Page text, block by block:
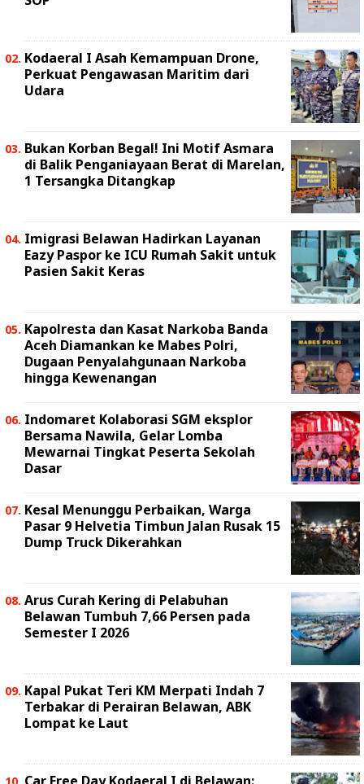
Kodaeral I Asah Kemampuan Drone,
Perkuat Pengawasan Maritim dari
Udara
Bukan Korban Begal! Ini Motif Asmara
di Balik Penganiayaan Berat di Marelan,
1 Tersangka Ditangkap
Imigrasi Belawan Hadirkan Layanan
Eazy Paspor ke ICU Rumah Sakit untuk
Pasien Sakit Keras
Kapolresta dan Kasat Narkoba Banda
Aceh Diamankan ke Mabes Polri,
Dugaan Penyalahgunaan Narkoba
hingga Kewenangan
Indomaret Kolaborasi SGM eksplor
Bersama Nawila, Gelar Lomba
Mewarnai Tingkat Peserta Sekolah
Dasar
Kesal Menunggu Perbaikan, Warga
Pasar 9 Helvetia Timbun Jalan Rusak 15
Dump Truck Dikerahkan
Arus Curah Kering di Pelabuhan
Belawan Tumbuh 7,66 Persen pada
Semester I 2026
Kapal Pukat Teri KM Merpati Indah 7
Terbakar di Perairan Belawan, ABK
Lompat ke Laut